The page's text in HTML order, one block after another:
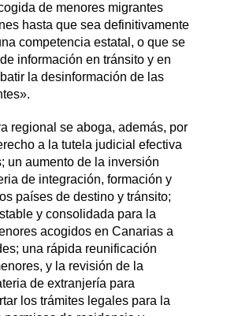
de menores migrantes
hasta que sea definitivamente
competencia estatal, o que se
información en tránsito y en
la desinformación de las
regional se aboga, además, por
a la tutela judicial efectiva
un aumento de la inversión
de integración, formación y
países de destino y tránsito;
y consolidada para la
acogidos en Canarias a
una rápida reunificación
y la revisión de la
de extranjería para
los trámites legales para la